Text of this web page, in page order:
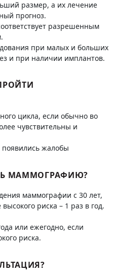
размер, а их лечение
прогноз.
разрешенным
при малых и больших
и при наличии имплантов.
цикла, если обычно во
чувствительны и
появились жалобы
МАММОГРАФИЮ?
маммографии с 30 лет,
риска – 1 раз в год.
или ежегодно, если
риска.